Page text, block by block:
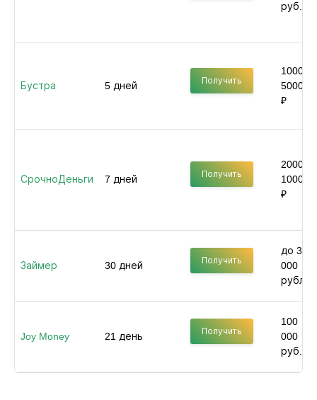
руб.
Бустра 5 дней Получить
1000 -
50000
₽
СрочноДеньги 7 дней Получить
2000 -
100000
₽
Займер 30 дней Получить
до 30
000
рублей
Joy Money 21 день Получить
100
000
руб.